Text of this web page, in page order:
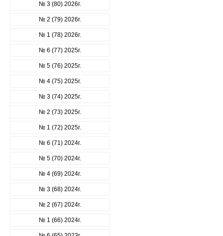
№ 3 (80) 2026г.
№ 2 (79) 2026г.
№ 1 (78) 2026г.
№ 6 (77) 2025г.
№ 5 (76) 2025г.
№ 4 (75) 2025г.
№ 3 (74) 2025г.
№ 2 (73) 2025г.
№ 1 (72) 2025г.
№ 6 (71) 2024г.
№ 5 (70) 2024г.
№ 4 (69) 2024г.
№ 3 (68) 2024г.
№ 2 (67) 2024г.
№ 1 (66) 2024г.